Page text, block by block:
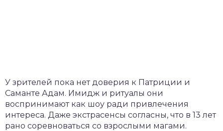
У зрителей пока нет доверия к Патриции и
Саманте Адам. Имидж и ритуалы они
воспринимают как шоу ради привлечения
интереса. Даже экстрасенсы согласны, что в 13 лет
рано соревноваться со взрослыми магами.